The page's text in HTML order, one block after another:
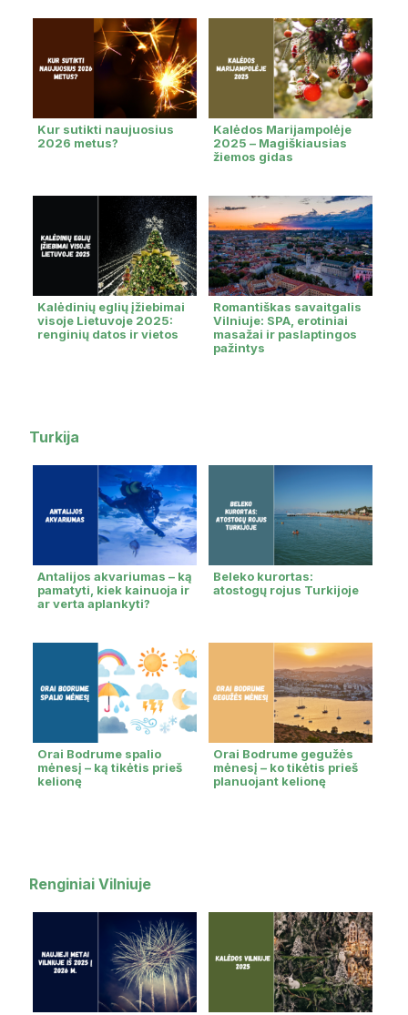
Kur sutikti naujuosius
2026 metus?
Kalėdos Marijampolėje
2025 – Magiškiausias
žiemos gidas
Kalėdinių eglių įžiebimai
visoje Lietuvoje 2025:
renginių datos ir vietos
Romantiškas savaitgalis
Vilniuje: SPA, erotiniai
masažai ir paslaptingos
pažintys
Turkija
Antalijos akvariumas – ką
pamatyti, kiek kainuoja ir
ar verta aplankyti?
Beleko kurortas:
atostogų rojus Turkijoje
Orai Bodrume spalio
mėnesį – ką tikėtis prieš
kelionę
Orai Bodrume gegužės
mėnesį – ko tikėtis prieš
planuojant kelionę
Renginiai Vilniuje